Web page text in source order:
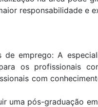
responsabilidade e
de emprego: A
os profissionais
com
uma pós-graduação